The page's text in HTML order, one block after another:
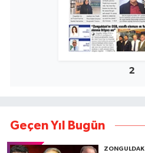
2
Geçen Yıl Bugün
ZONGULDAK